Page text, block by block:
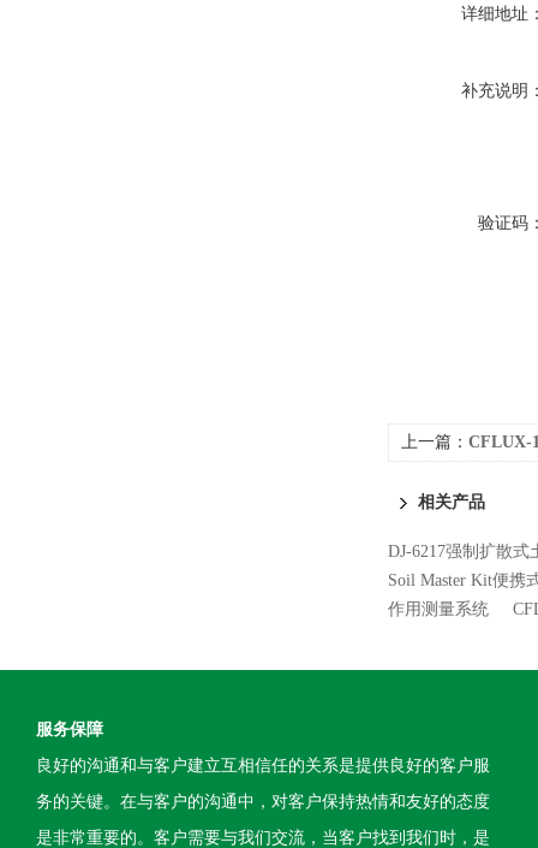
详细地址
补充说明
验证码
上一篇： CFLUX-
相关产品
DJ-6217强制扩散
Soil Master Kit便携
作用测量系统
服务保障
良好的沟通和与客户建立互相信任的关系是提供良好的客户服
务的关键。在与客户的沟通中，对客户保持热情和友好的态度
是非常重要的。客户需要与我们交流，当客户找到我们时，是